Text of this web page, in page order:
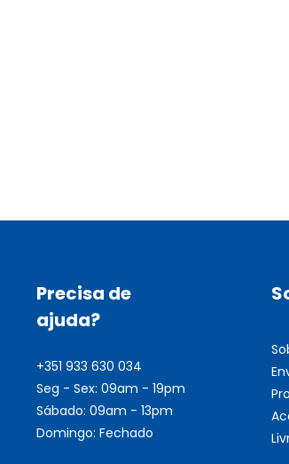
Precisa de
ajuda?
+351 933 630 034
Seg - Sex: 09am - 19pm
Sábado: 09am - 13pm
Domingo: Fechado